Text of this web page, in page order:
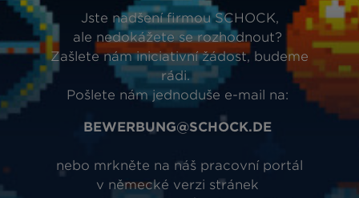
Jste nadšení firmou SCHOCK,
ale nedokážete se rozhodnout?
Zašlete nám iniciativní žádost, budeme
rádi.
Pošlete nám jednoduše e-mail na:
BEWERBUNG@SCHOCK.DE
nebo mrkněte na náš pracovní portál
v německé verzi stránek